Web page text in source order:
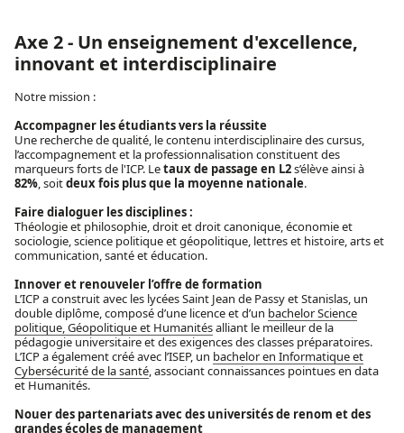
Axe 2 - Un enseignement d'excellence,
innovant et interdisciplinaire
Notre mission :
Accompagner les étudiants vers la réussite
Une recherche de qualité, le contenu interdisciplinaire des cursus,
l’accompagnement et la professionnalisation constituent des
marqueurs forts de l'ICP. Letaux de passage en L2s’élève ainsi à
82%, soitdeux fois plus que la moyenne nationale.
Faire dialoguer les disciplines :
Théologie et philosophie, droit et droit canonique, économie et
sociologie, science politique et géopolitique, lettres et histoire, arts et
communication, santé et éducation.
Innover et renouveler l’offre de formation
L’ICP a construit avec les lycées Saint Jean de Passy et Stanislas, un
double diplôme, composé d’une licence et d’un bachelor Science
politique, Géopolitique et Humanitésalliant le meilleur de la
pédagogie universitaire et des exigences des classes préparatoires.
L’ICP a également créé avec l’ISEP, un bachelor en Informatique et
Cybersécurité de la santé, associant connaissances pointues en data
et Humanités.
Nouer des partenariats avec des universités de renom et des
grandes écoles de management